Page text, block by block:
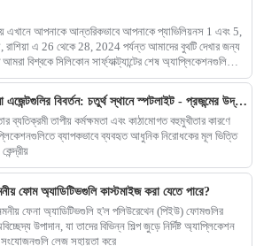
জয় এখানে আপনাকে আন্তরিকভাবে আপনাকে প্যাভিলিয়নস 1 এবং 5,
রাশিয়া এ 26 থেকে 28, 2024 পর্যন্ত আমাদের বুথটি দেখার জন্য
বিশ্বকে সিলিকোন সার্ফ্যাক্ট্যান্টের শেষ অ্যাপ্লিকেশনগুলি
পলিউরেথেন অনমনীয় ফেনা ফুঁকানো এজেন্টগুলির বিবর্তন: চতুর্থ স্থানে স্পটলাইট - প্রজন্মের উদ্ভাবন
ব্যতিক্রমী তাপীয় কর্মক্ষমতা এবং কাঠামোগত বহুমুখীতার কারণে
ব্যাপকভাবে ব্যবহৃত আধুনিক নিরোধকের মূল ভিত্তি
ফোম অ্যাডিটিভগুলি কাস্টমাইজ করা যেতে পারে?
ফেনা অ্যাডিটিভগুলি হ'ল পলিউরেথেন (পিইউ) ফোমগুলির
উপাদান, যা তাদের বিভিন্ন শিল্প জুড়ে নির্দিষ্ট অ্যাপ্লিকেশন
লেজ সহায়তা করে